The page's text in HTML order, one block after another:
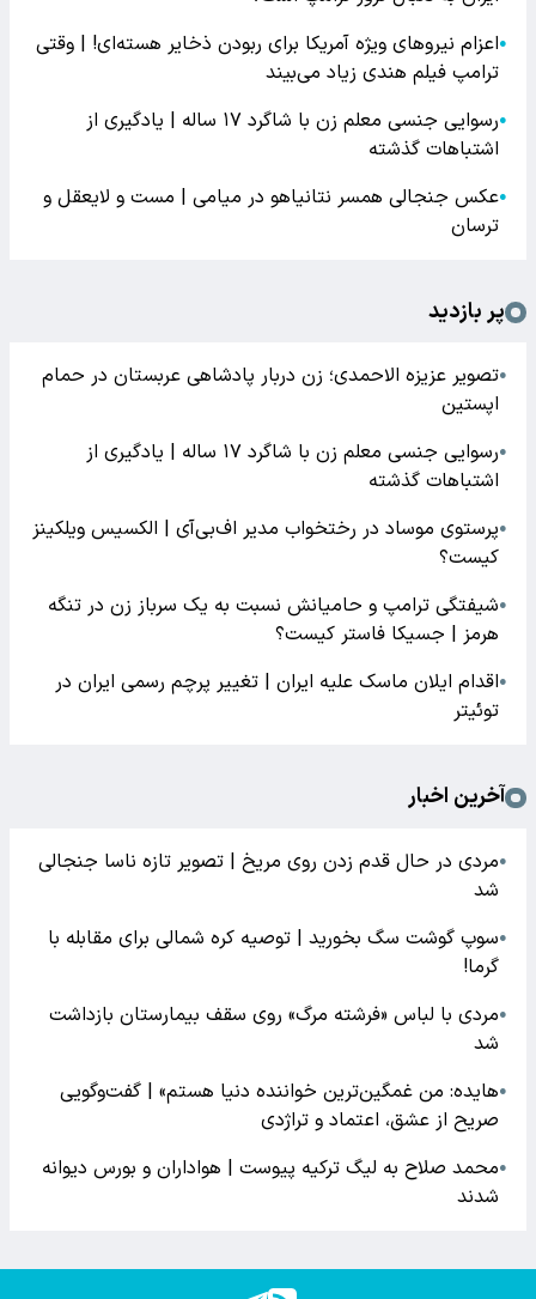
●اعزام نیروهای ویژه آمریکا برای ربودن ذخایر هسته‌ای! | وقتی
ترامپ فیلم هندی زیاد می‌بیند
●
رسوایی جنسی معلم زن با شاگرد ۱۷ ساله | یادگیری از
اشتباهات گذشته
●عکس جنجالی همسر نتانیاهو در میامی | مست و لایعقل و
ترسان
پر بازدید
●تصویر عزیزه الاحمدی؛ زن دربار پادشاهی عربستان در حمام
اپستین
●
رسوایی جنسی معلم زن با شاگرد ۱۷ ساله | یادگیری از
اشتباهات گذشته
●پرستوی موساد در رختخواب مدیر اف‌بی‌آی | الکسیس ویلکینز
کیست؟
●شیفتگی ترامپ و حامیانش نسبت به یک سرباز زن در تنگه
هرمز | جسیکا فاستر کیست؟
●اقدام ایلان ماسک علیه ایران | تغییر پرچم رسمی ایران در
توئیتر
آخرین اخبار
●مردی در حال قدم زدن روی مریخ | تصویر تازه ناسا جنجالی
شد
●سوپ گوشت سگ بخورید | توصیه کره شمالی برای مقابله با
گرما!
●مردی با لباس «فرشته مرگ» روی سقف بیمارستان بازداشت
شد
●هایده: من غمگین‌ترین خواننده دنیا هستم» | گفت‌وگویی
صریح از عشق، اعتماد و تراژدی
●محمد صلاح به لیگ ترکیه پیوست | هواداران و بورس دیوانه
شدند